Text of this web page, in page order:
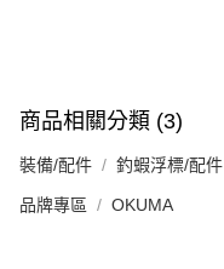
商品相關分類 (3)
裝備/配件 釣蝦浮標/配件
品牌專區 OKUMA